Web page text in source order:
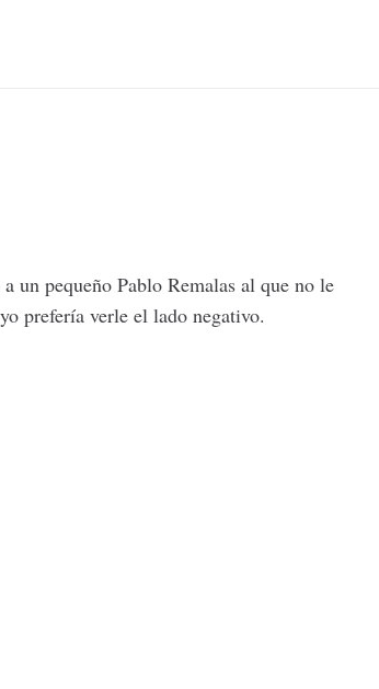
un pequeño Pablo Remalas al que no le
prefería verle el lado negativo.